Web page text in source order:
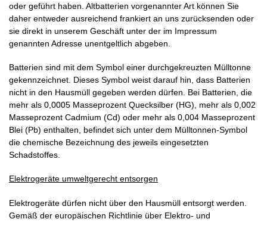
oder geführt haben. Altbatterien vorgenannter Art können Sie
daher entweder ausreichend frankiert an uns zurücksenden oder
sie direkt in unserem Geschäft unter der im Impressum
genannten Adresse unentgeltlich abgeben.
Batterien sind mit dem Symbol einer durchgekreuzten Mülltonne
gekennzeichnet. Dieses Symbol weist darauf hin, dass Batterien
nicht in den Hausmüll gegeben werden dürfen. Bei Batterien, die
mehr als 0,0005 Masseprozent Quecksilber (HG), mehr als 0,002
Masseprozent Cadmium (Cd) oder mehr als 0,004 Masseprozent
Blei (Pb) enthalten, befindet sich unter dem Mülltonnen-Symbol
die chemische Bezeichnung des jeweils eingesetzten
Schadstoffes.
Elektrogeräte umweltgerecht entsorgen
Elektrogeräte dürfen nicht über den Hausmüll entsorgt werden.
Gemäß der europäischen Richtlinie über Elektro- und